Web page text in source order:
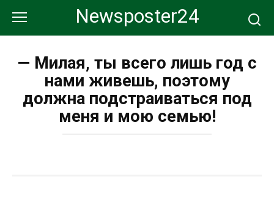
контенту
Newsposter24
— Милая, ты всего лишь год с
нами живешь, поэтому
должна подстраиваться под
меня и мою семью!